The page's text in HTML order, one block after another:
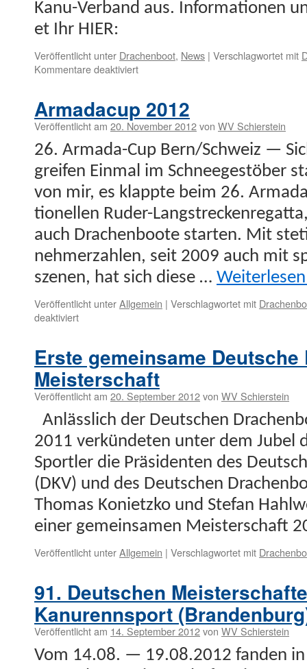
Kanu-Ver­band aus. Infor­ma­tio­nen
et Ihr HIER:
Veröffentlicht unter Drachenboot, News | Verschlagwortet mit
Kommentare deaktiviertfür
4.
Offene
Deutsche
Drachenboot
Langstrecken-
Meisterschaft/-
Bestenermittlung
2013 !!!
Armadacup 2012
Veröffentlicht am 20. November 2012von WV Schierstein
26. Arma­da-Cup Bern/Schweiz —
greifen Ein­mal im Schneegestöber
von mir, es klappte beim 26.
tionellen Rud­er-
auch Drachen­boote starten. Mit
nehmerzahlen, seit 2009 auch mit
szenen, hat sich diese …
Veröffentlicht unterAllgemein | Verschlagwortet mit
deaktiviertfür
Erste gemeinsame
Meisterschaft
Veröffentlicht am 20. September 2012von WV Schierstein
Anlässlich der Deutschen
2011 verkün­de­ten unter dem Jubel
Sportler die Präsi­den­ten des
(DKV) und des Deutschen
Thomas Koni­et­zko und Ste­fan
ein­er gemein­samen Meis­ter­schaft
Veröffentlicht unterAllgemein | Verschlagwortet mit
91. Deutschen
Kanurennsport
Veröffentlicht am 14. September 2012von WV Schierstein
Vom 14.08. — 19.08.2012 fan­den